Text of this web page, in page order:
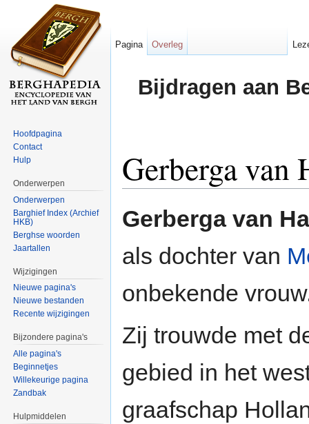
Bijdragen aan
Gerberga van
Gerberga van
als dochter van
onbekende
Zij trouwde met
gebied in het
graafschap
Pagina Overleg
Hoofdpagina
Contact
Hulp
Onderwerpen
Onderwerpen
Barghief Index (Archief
HKB)
Berghse woorden
Jaartallen
Wijzigingen
Nieuwe pagina's
Nieuwe bestanden
Recente wijzigingen
Bijzondere pagina's
Alle pagina's
Beginnetjes
Willekeurige pagina
Zandbak
Hulpmiddelen